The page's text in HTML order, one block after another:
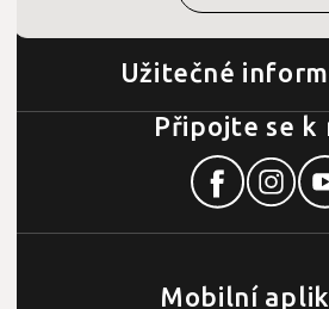
Užitečné
Mobilní
Připojte se k